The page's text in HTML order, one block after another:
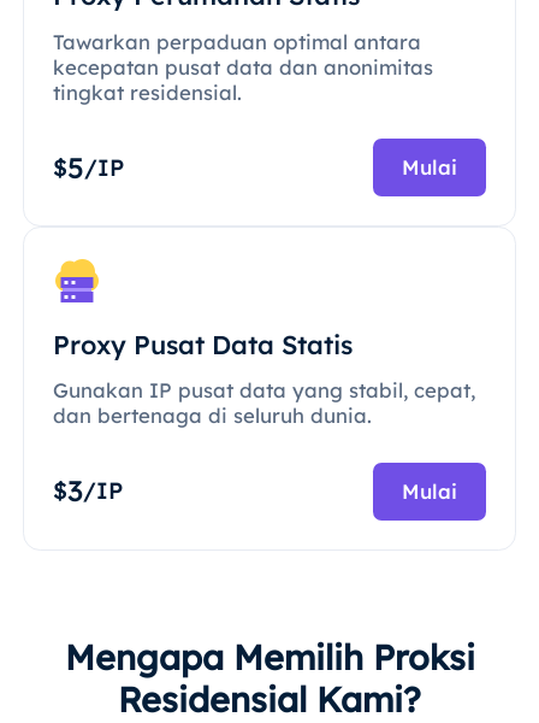
Tawarkan perpaduan optimal antara
kecepatan pusat data dan anonimitas
tingkat residensial.
$5/IP Mulai
Proxy Pusat Data Statis
Gunakan IP pusat data yang stabil, cepat,
dan bertenaga di seluruh dunia.
$3/IP Mulai
Mengapa Memilih Proksi
Residensial Kami?